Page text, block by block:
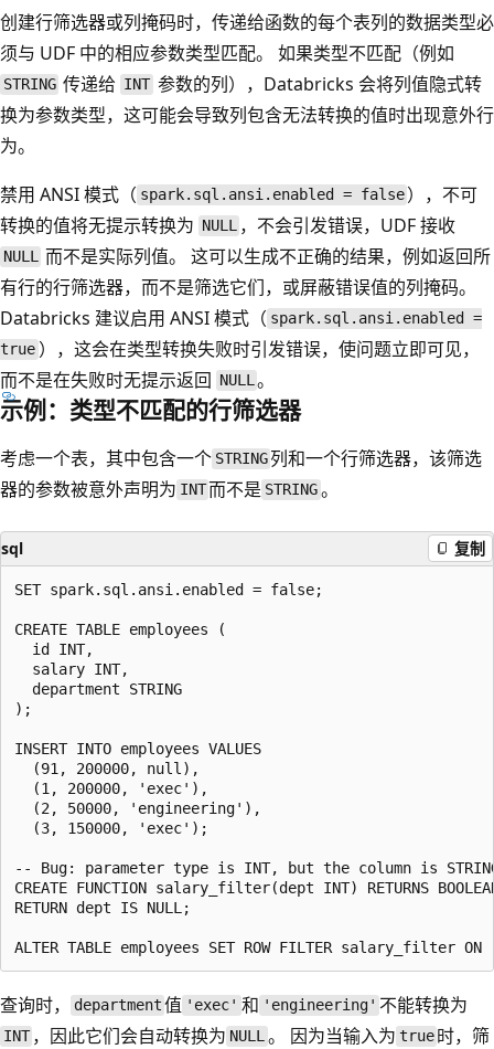
创建行筛选器或列掩码时，传递给函数的每个表列的数据类型必
须与 UDF 中的相应参数类型匹配。 如果类型不匹配（例如
STRING 传递给 INT参数的列），Databricks 会将列值隐式转
换为参数类型，这可能会导致列包含无法转换的值时出现意外行
为。
禁用 ANSI 模式（ spark.sql.ansi.enabled = false ），不可
转换的值将无提示转换为 NULL ，不会引发错误，UDF 接收
NULL 而不是实际列值。 这可以生成不正确的结果，例如返回所
有行的行筛选器，而不是筛选它们，或屏蔽错误值的列掩码。
Databricks 建议启用 ANSI 模式（ spark.sql.ansi.enabled =
true ），这会在类型转换失败时引发错误，使问题立即可见，
而不是在失败时无提示返回 NULL。
示例：类型不匹配的行筛选器
考虑一个表，其中包含一个 STRING 列和一个行筛选器，该筛选
器的参数被意外声明为 INT而不是 STRING。
sql 复制
SET spark.sql.ansi.enabled = false;
CREATE TABLE employees (
  id INT,
  salary INT,
  department STRING
);
INSERT INTO employees VALUES
  (91, 200000, null),
  (1, 200000, 'exec'),
  (2, 50000, 'engineering'),
  (3, 150000, 'exec');
-- Bug: parameter type is INT, but the column is
CREATE FUNCTION salary_filter(dept INT) RETURNS
RETURN dept IS NULL;
查询时， department 值 'exec' 和 'engineering' 不能转换为
INT ，因此它们会自动转换为 NULL。 因为当输入为 true 时，筛